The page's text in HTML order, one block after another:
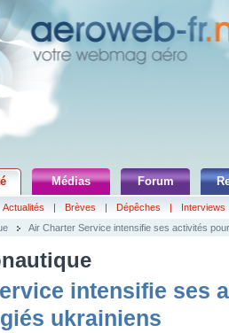
Médias Forum
Actualités | Brèves | Dépêches |
Interviews
Air Charter Service intensifie ses activités
intensifie ses
ukrainiens